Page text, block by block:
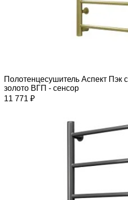
Полотенцесушитель Аспект Пэк
золото ВГП - сенсор
11 771 ₽